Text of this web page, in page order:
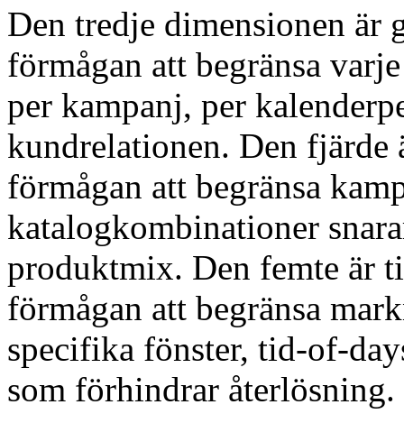
Den tredje dimensionen är
förmågan att begränsa
per kampanj, per
kundrelationen. Den
förmågan att begränsa
katalogkombinationer
produktmix. Den femte är
förmågan att begränsa
specifika fönster, tid-of-
som förhindrar återlösning.